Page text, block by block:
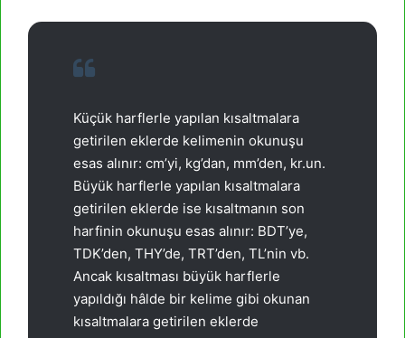
Küçük harflerle yapılan kısaltmalara
getirilen eklerde kelimenin okunuşu
esas alınır: cm’yi, kg’dan, mm’den, kr.un.
Büyük harflerle yapılan kısaltmalara
getirilen eklerde ise kısalt­manın son
harfinin okunuşu esas alınır: BDT’ye,
TDK’den, THY’de, TRT’den, TL’nin vb.
Ancak kısaltması büyük harflerle
yapıldığı hâlde bir kelime gibi okunan
kısaltmalara getirilen eklerde